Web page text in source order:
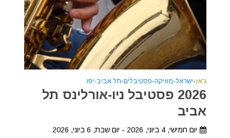
ג'אז•ישראל•מוזיקה•פסטיבלים•תל אביב-יפו
2026 פסטיבל ניו-אורלינס תל
אביב
יום חמישי, 4 ביוני, 2026 - יום שבת, 6 ביוני, 2026